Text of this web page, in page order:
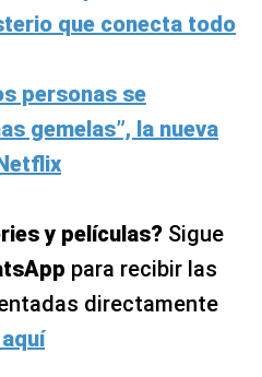
que conecta todo
personas se
gemelas”, la nueva
y películas? Sigue
para recibir las
directamente